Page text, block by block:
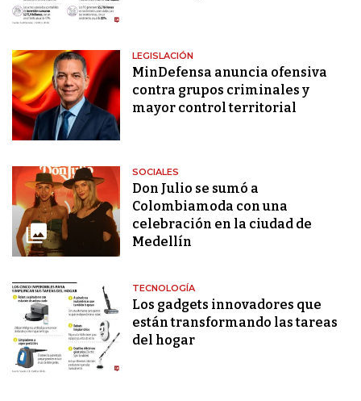
LEGISLACIÓN
MinDefensa anuncia ofensiva
contra grupos criminales y
mayor control territorial
SOCIALES
Don Julio se sumó a
Colombiamoda con una
celebración en la ciudad de
Medellín
TECNOLOGÍA
Los gadgets innovadores que
están transformando las tareas
del hogar